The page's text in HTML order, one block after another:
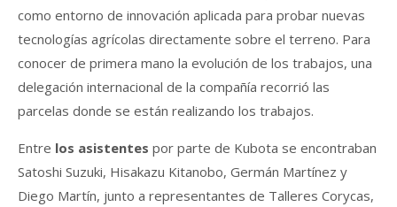
como entorno de innovación aplicada para probar nuevas
tecnologías agrícolas directamente sobre el terreno. Para
conocer de primera mano la evolución de los trabajos, una
delegación internacional de la compañía recorrió las
parcelas donde se están realizando los trabajos.
Entre los asistentes por parte de Kubota se encontraban
Satoshi Suzuki, Hisakazu Kitanobo, Germán Martínez y
Diego Martín, junto a representantes de Talleres Corycas,